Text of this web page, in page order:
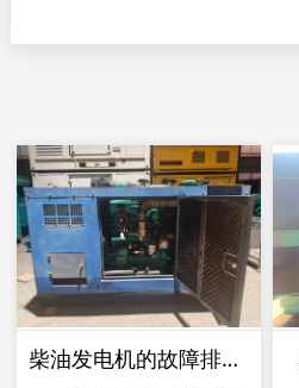
柴油发电机的故障排查与应急